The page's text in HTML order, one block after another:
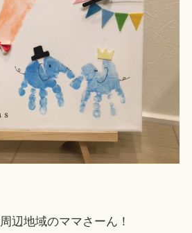
辺地域のママさーん！